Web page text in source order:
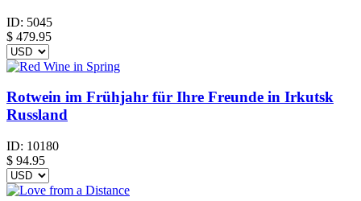
ID: 5045
$ 479.95
Rotwein im Frühjahr für Ihre Freunde in Irkutsk
Russland
ID: 10180
$ 94.95